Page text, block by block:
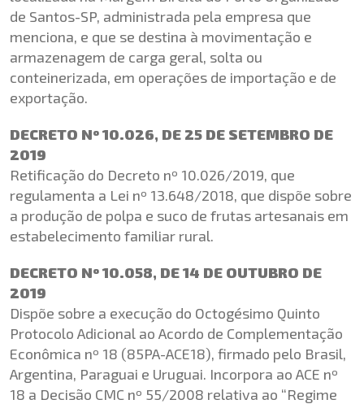
de Santos-SP, administrada pela empresa que
menciona, e que se destina à movimentação e
armazenagem de carga geral, solta ou
conteinerizada, em operações de importação e de
exportação.
DECRETO Nº 10.026, DE 25 DE SETEMBRO DE
2019
Retificação do Decreto nº 10.026/2019, que
regulamenta a Lei nº 13.648/2018, que dispõe sobre
a produção de polpa e suco de frutas artesanais em
estabelecimento familiar rural.
DECRETO Nº 10.058, DE 14 DE OUTUBRO DE
2019
Dispõe sobre a execução do Octogésimo Quinto
Protocolo Adicional ao Acordo de Complementação
Econômica nº 18 (85PA-ACE18), firmado pelo Brasil,
Argentina, Paraguai e Uruguai. Incorpora ao ACE nº
18 a Decisão CMC nº 55/2008 relativa ao “Regime